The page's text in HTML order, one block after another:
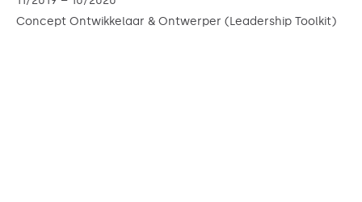
Concept Ontwikkelaar & Ontwerper (Leadership Toolkit)